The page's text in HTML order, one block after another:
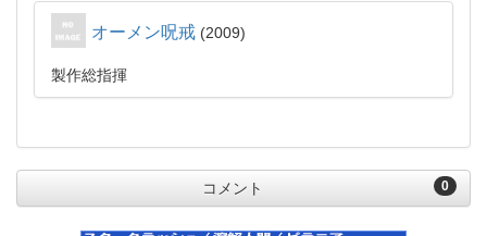
オーメン呪戒 2009
製作総指揮
0
コメント